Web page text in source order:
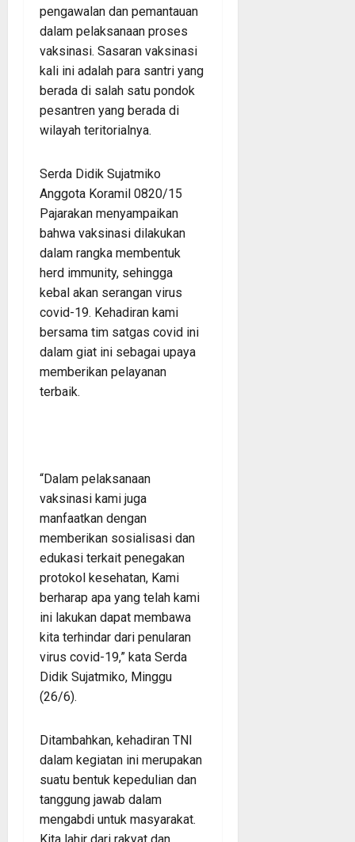
pengawalan dan pemantauan
dalam pelaksanaan proses
vaksinasi. Sasaran vaksinasi
kali ini adalah para santri yang
berada di salah satu pondok
pesantren yang berada di
wilayah teritorialnya.
Serda Didik Sujatmiko
Anggota Koramil 0820/15
Pajarakan menyampaikan
bahwa vaksinasi dilakukan
dalam rangka membentuk
herd immunity, sehingga
kebal akan serangan virus
covid-19. Kehadiran kami
bersama tim satgas covid ini
dalam giat ini sebagai upaya
memberikan pelayanan
terbaik.
“Dalam pelaksanaan
vaksinasi kami juga
manfaatkan dengan
memberikan sosialisasi dan
edukasi terkait penegakan
protokol kesehatan, Kami
berharap apa yang telah kami
ini lakukan dapat membawa
kita terhindar dari penularan
virus covid-19,” kata Serda
Didik Sujatmiko, Minggu
(26/6).
Ditambahkan, kehadiran TNI
dalam kegiatan ini merupakan
suatu bentuk kepedulian dan
tanggung jawab dalam
mengabdi untuk masyarakat.
Kita lahir dari rakyat dan